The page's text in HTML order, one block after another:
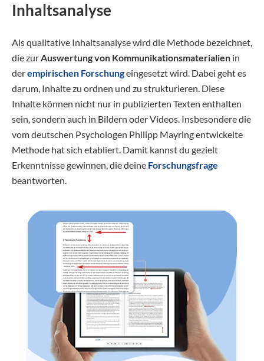
Inhaltsanalyse
Als qualitative Inhaltsanalyse wird die Methode bezeichnet,
die zurAuswertung von Kommunikationsmaterialien in
derempirischen Forschungeingesetzt wird. Dabei geht es
darum, Inhalte zu ordnen und zu strukturieren. Diese
Inhalte können nicht nur in publizierten Texten enthalten
sein, sondern auch in Bildern oder Videos. Insbesondere die
vom deutschen Psychologen Philipp Mayring entwickelte
Methode hat sich etabliert. Damit kannst du gezielt
Erkenntnisse gewinnen, die deine Forschungsfrage
beantworten.